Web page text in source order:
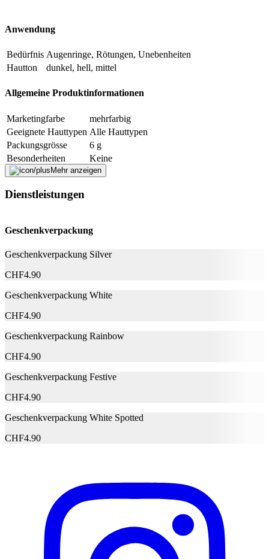
Anwendung
Bedürfnis Augenringe, Rötungen, Unebenheiten
Hautton
dunkel, hell, mittel
Allgemeine Produktinformationen
Marketingfarbe
mehrfarbig
Geeignete Hauttypen Alle Hauttypen
Packungsgrösse
6 g
Besonderheiten
Keine
Inhaltsstoffe
ISOSTEARATE, MICA, SILICA, TALC,
(CARNAUBA) WAX, CAPRYLIC/CAPRIC
TRIGLYCERIDE, DIPHENYLSILOXY PHENYL
BARBADENSIS LEAF EXTRACT, GLYCERIN,
INGREDIENTS: ETHYLHEXYL PALMITATE,
MICROCRISTALLINA (MICROCRYSTALLINE
BARBADENSIS LEAF EXTRACT, GLYCERIN,
ALUMINUM HYDROXIDE, CI 15850 (RED 7
TRIMETHICONE, BIS-DIGLYCERYL
POLYACYLADIPATE-2, CERA
MICROCRISTALLINA (MICROCRYSTALLINE
WAX), SILICA, CERESIN, ALUMINUM
HYDROXIDE, TOCOPHEROL, COCOS
NUCIFERA (COCONUT) OIL, ALOE
BARBADENSIS LEAF EXTRACT, GLYCERIN,
Mehr anzeigen
Dienstleistungen
Geschenkverpackung
Geschenkverpackung Silver
CHF4.90
Geschenkverpackung White
CHF4.90
Geschenkverpackung Rainbow
CHF4.90
Geschenkverpackung Festive
CHF4.90
Geschenkverpackung White Spotted
CHF4.90